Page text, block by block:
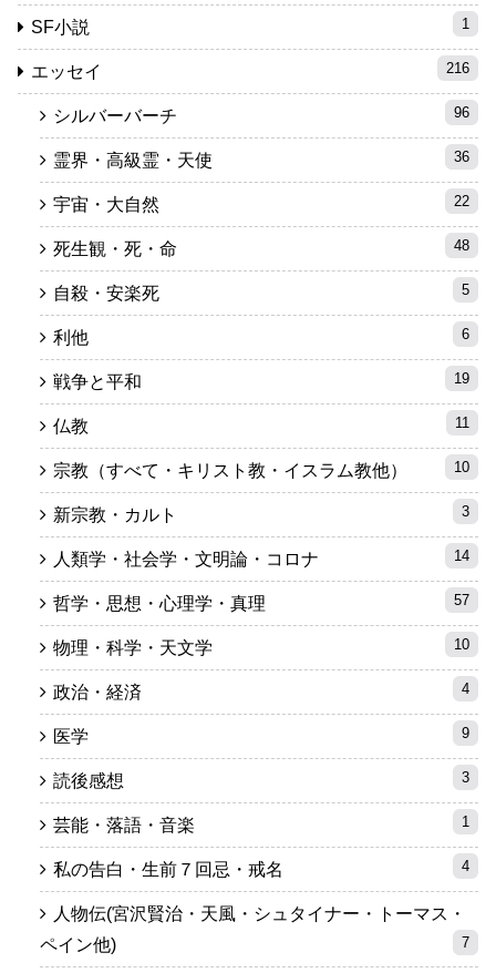
SF小説 1
エッセイ 216
シルバーバーチ 96
霊界・高級霊・天使 36
宇宙・大自然 22
死生観・死・命 48
自殺・安楽死 5
利他 6
戦争と平和 19
仏教 11
宗教（すべて・キリスト教・イスラム教他） 10
新宗教・カルト 3
人類学・社会学・文明論・コロナ 14
哲学・思想・心理学・真理 57
物理・科学・天文学 10
政治・経済 4
医学 9
読後感想 3
芸能・落語・音楽 1
私の告白・生前７回忌・戒名 4
人物伝(宮沢賢治・天風・シュタイナー・トーマス・
ペイン他)
7